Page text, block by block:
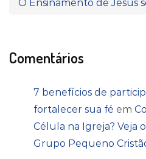
Comentários
7 benefícios de
fortalecer sua fé em
Célula na Igreja? Veja
Grupo Pequeno